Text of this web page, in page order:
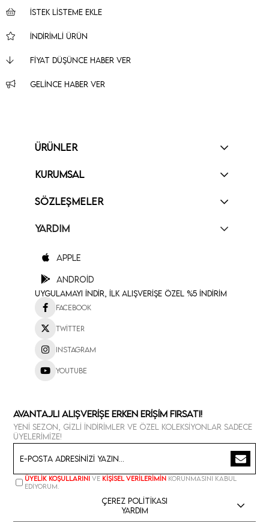
İSTEK LISTEME EKLE
İNDIRIMLI ÜRÜN
FIYAT DÜŞÜNCE HABER VER
GELINCE HABER VER
ÜRÜNLER
KURUMSAL
SÖZLEŞMELER
YARDIM
Apple
Android
Uygulamayı İndir, İlk Alışverişe Özel %5 İndirim
Facebook
Twitter
Instagram
Youtube
Avantajlı Alışverişe Erken Erişim Fırsatı!
Yeni sezon, gizli indirimler ve özel koleksiyonlar sadece
üyelerimize!
Üyelik koşullarını ve kişisel verilerimin korunmasını kabul
ediyorum.
Çerez Politikası
Yardım